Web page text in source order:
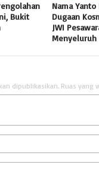
Bukit
Nama
Dugaan
JWI
Menyeluruh
dipublikasikan. Ruas yang